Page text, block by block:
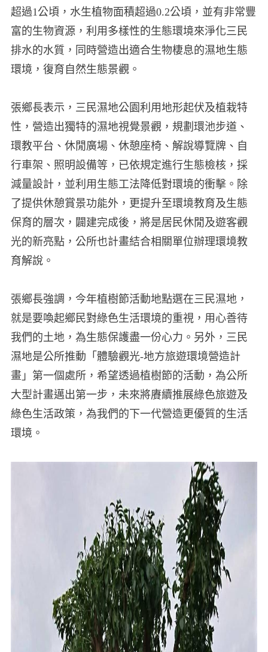
超過1公頃，水生植物面積超過0.2公頃，並有非常豐
富的生物資源，利用多樣性的生態環境來淨化三民
排水的水質，同時營造出適合生物棲息的濕地生態
環境，復育自然生態景觀。
張鄉長表示，三民濕地公園利用地形起伏及植栽特
性，營造出獨特的濕地視覺景觀，規劃環池步道、
環教平台、休閒廣場、休憩座椅、解說導覽牌、自
行車架、照明設備等，已依規定進行生態檢核，採
減量設計，並利用生態工法降低對環境的衝擊。除
了提供休憩賞景功能外，更提升至環境教育及生態
保育的層次，闢建完成後，將是居民休閒及遊客觀
光的新亮點，公所也計畫結合相關單位辦理環境教
育解說。
張鄉長強調，今年植樹節活動地點選在三民濕地，
就是要喚起鄉民對綠色生活環境的重視，用心善待
我們的土地，為生態保護盡一份心力。另外，三民
濕地是公所推動「體驗觀光-地方旅遊環境營造計
畫」第一個處所，希望透過植樹節的活動，為公所
大型計畫邁出第一步，未來將賡續推展綠色旅遊及
綠色生活政策，為我們的下一代營造更優質的生活
環境。